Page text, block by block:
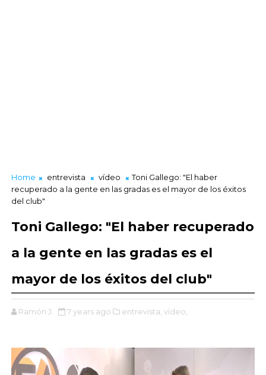
Home entrevista vídeo
Toni Gallego: "El haber
recuperado a la gente en las gradas es el mayor de los éxitos
del club"
Toni Gallego: "El haber recuperado
a la gente en las gradas es el
mayor de los éxitos del club"
Ramón J. 7 years ago entrevista, vídeo,